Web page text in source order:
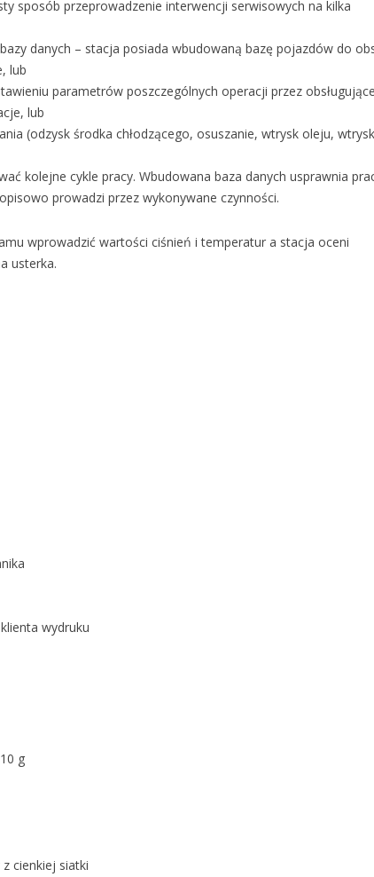
sposób przeprowadzenie interwencji serwisowych na kilka
danych – stacja posiada wbudowaną bazę pojazdów do
lub
parametrów poszczególnych operacji przez
lub
(odzysk środka chłodzącego, osuszanie, wtrysk oleju, wtrysk
kolejne cykle pracy. Wbudowana baza danych usprawnia
prowadzi przez wykonywane czynności.
wprowadzić wartości ciśnień i temperatur a stacja oceni
usterka.
wydruku
g
cienkiej siatki